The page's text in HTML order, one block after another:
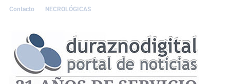
Contacto NECROLÓGICAS